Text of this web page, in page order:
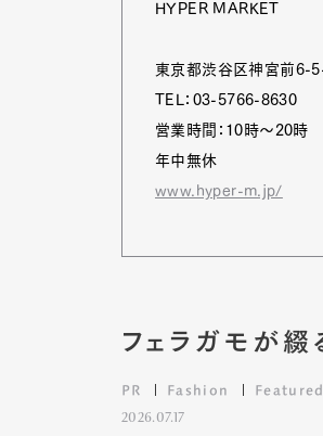
HYPER MARKET
東京都渋谷区神宮前6-
TEL：03-5766-8630
営業時間：10時～20時
年中無休
www.hyper-m.jp/
フェラガモが綴
PR Fashion Featured
2026.07.17